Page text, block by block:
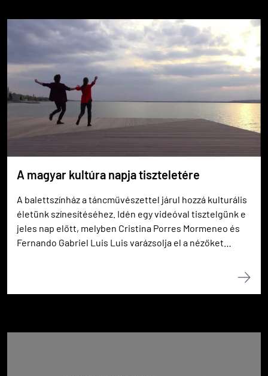
A magyar kultúra napja tiszteletére
A balettszínház a táncművészettel járul hozzá kulturális
életünk színesítéséhez. Idén egy videóval tisztelgünk e
jeles nap előtt, melyben Cristina Porres Mormeneo és
Fernando Gabriel Luis Luis varázsolja el a nézőket